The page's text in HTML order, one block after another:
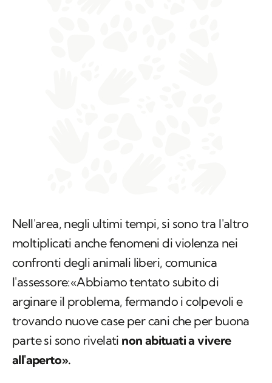
Nell'area, negli ultimi tempi, si sono tra l'altro
moltiplicati anche fenomeni di violenza nei
confronti degli animali liberi, comunica
l'assessore:«Abbiamo tentato subito di
arginare il problema, fermando i colpevoli e
trovando nuove case per cani che per buona
parte si sono rivelati non abituati a vivere
all'aperto».